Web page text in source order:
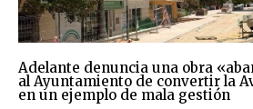
Adelante denuncia una obra
al Ayuntamiento de convertir la
en un ejemplo de mala gestión